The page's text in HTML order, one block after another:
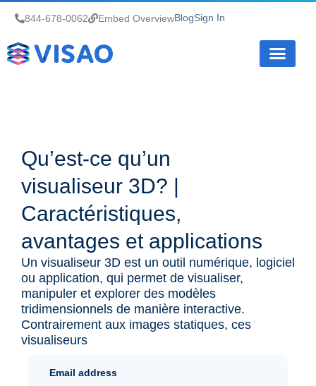
844-678-0062 Embed Overview Sign In
Blog
Qu’est-ce qu’un
visualiseur 3D? |
Caractéristiques,
avantages et applications
Un visualiseur 3D est un outil numérique, logiciel
ou application, qui permet de visualiser,
manipuler et explorer des modèles
tridimensionnels de manière interactive.
Contrairement aux images statiques, ces
visualiseurs
Sign Up